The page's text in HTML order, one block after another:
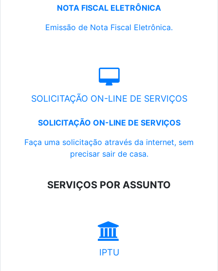
NOTA FISCAL ELETRÔNICA
Emissão de Nota Fiscal Eletrônica.
SOLICITAÇÃO ON-LINE DE SERVIÇOS
SOLICITAÇÃO ON-LINE DE SERVIÇOS
Faça uma solicitação através da internet, sem
precisar sair de casa.
SERVIÇOS POR ASSUNTO
IPTU